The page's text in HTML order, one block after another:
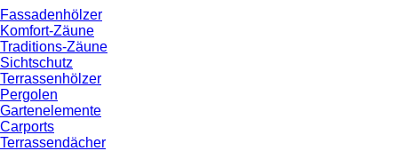
Fassadenhölzer
Komfort-Zäune
Traditions-Zäune
Sichtschutz
Terrassenhölzer
Pergolen
Gartenelemente
Carports
Terrassendächer